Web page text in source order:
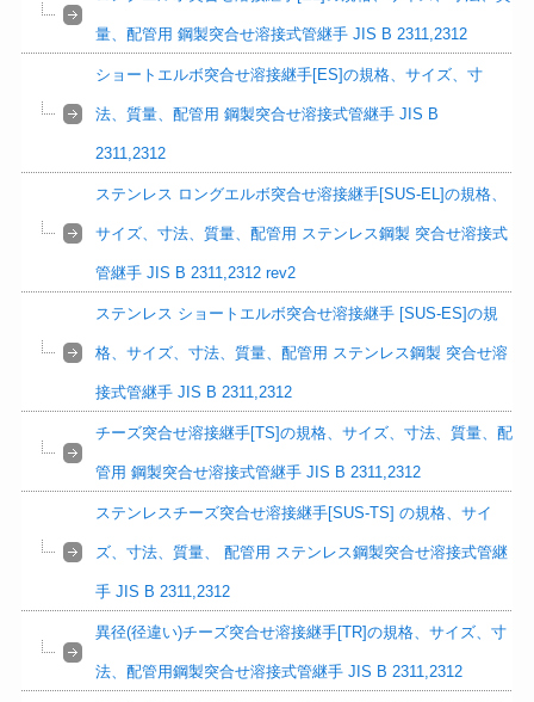
量、配管用 鋼製突合せ溶接式管継手 JIS B 2311,2312
ショートエルボ突合せ溶接継手[ES]の規格、サイズ、寸
法、質量、配管用 鋼製突合せ溶接式管継手 JIS B
2311,2312
ステンレス ロングエルボ突合せ溶接継手[SUS-EL]の規格、
サイズ、寸法、質量、配管用 ステンレス鋼製 突合せ溶接式
管継手 JIS B 2311,2312 rev2
ステンレス ショートエルボ突合せ溶接継手 [SUS-ES]の規
格、サイズ、寸法、質量、配管用 ステンレス鋼製 突合せ溶
接式管継手 JIS B 2311,2312
チーズ突合せ溶接継手[TS]の規格、サイズ、寸法、質量、配
管用 鋼製突合せ溶接式管継手 JIS B 2311,2312
ステンレスチーズ突合せ溶接継手[SUS-TS] の規格、サイ
ズ、寸法、質量、 配管用 ステンレス鋼製突合せ溶接式管継
手 JIS B 2311,2312
異径(径違い)チーズ突合せ溶接継手[TR]の規格、サイズ、寸
法、配管用鋼製突合せ溶接式管継手 JIS B 2311,2312